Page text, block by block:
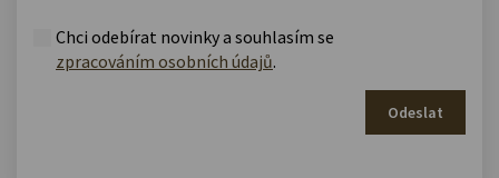
Chci odebírat novinky a souhlasím se
zpracováním osobních údajů.
Odeslat